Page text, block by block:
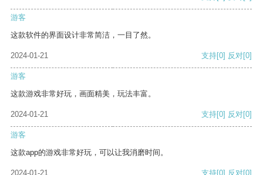
游客
这款软件的界面设计非常简洁，一目了然。
2024-01-21 支持[0] 反对[0]
游客
这款游戏非常好玩，画面精美，玩法丰富。
2024-01-21 支持[0] 反对[0]
游客
这款app的游戏非常好玩，可以让我消磨时间。
2024-01-21 支持[0] 反对[0]